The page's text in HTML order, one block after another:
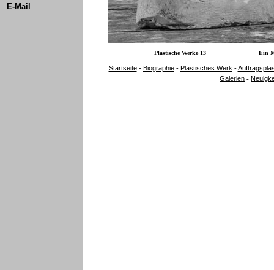
E-Mail
Plastische Werke 13 Ein
Startseite- Biographie- Plastisches Werk -
Galerien -